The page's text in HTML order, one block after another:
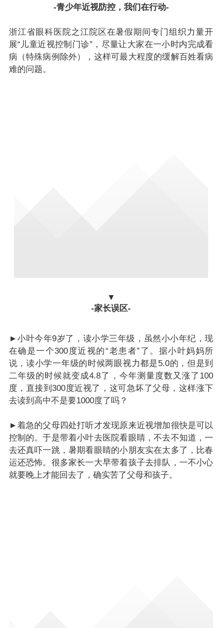
-青少年近视防控，我们在行动-
浙江省眼科医院之江院区在暑假期间专门组织力量开
展“儿童近视控制门诊”，尽量让大家在一小时内完成看
病（特殊病例除外），这样可最大程度的缓解百姓看病
难的问题。
▼
-家长误区-
►小叶今年9岁了，读小学三年级，虽然小小年纪，现
在确是一个300度近视的“老患者”了。据小叶妈妈所
说，读小学一年级的时候两眼视力都是5.0的，但是到
二年级的时候就变成4.8了，今年测量度数又涨了100
度，直接到300度近视了，这可急坏了父母，这样涨下
去读到高中不是要1000度了吗？
►着急的父母四处打听才发现原来近视增加很快是可以
控制的。于是带着小叶去医院看眼睛，不去不知道，一
去还真吓一跳，暑期看眼睛的小朋友实在太多了，比春
运还恐怖。很多家长一大早带着孩子去排队，一不小心
就要晚上才能回去了，确实苦了父母和孩子。